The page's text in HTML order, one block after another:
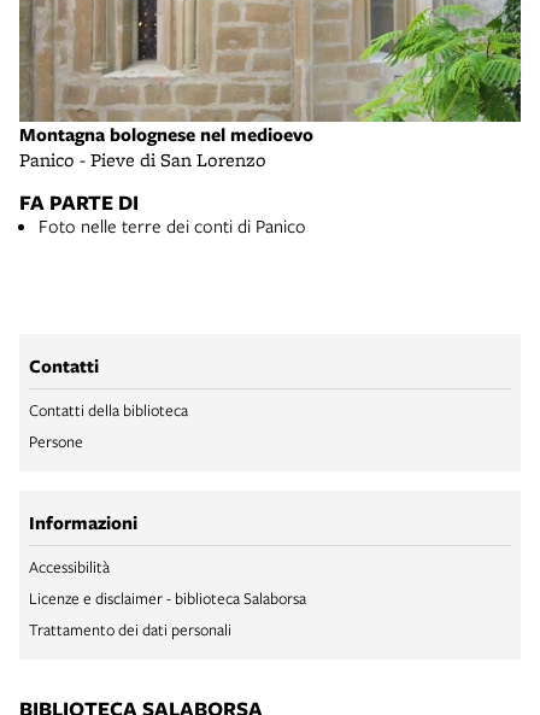
Montagna bolognese nel medioevo
Panico - Pieve di San Lorenzo
FA PARTE DI
Foto nelle terre dei conti di Panico
Contatti
Contatti della biblioteca
Persone
Informazioni
Accessibilità
Licenze e disclaimer - biblioteca Salaborsa
Trattamento dei dati personali
BIBLIOTECA SALABORSA